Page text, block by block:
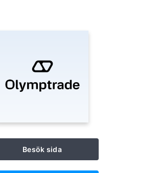
Besök sida